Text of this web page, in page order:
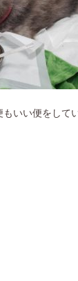
いい便をして